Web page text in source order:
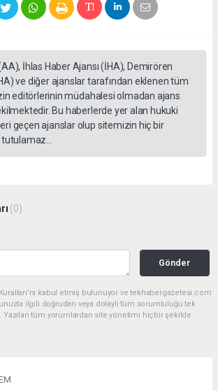
İhlas Haber Ajansı (İHA), Demirören
ve diğer ajanslar tarafından eklenen tüm
editörlerinin müdahalesi olmadan ajans
Bu haberlerde yer alan hukuki
geçen ajanslar olup sitemizin hiç bir
(0)
Gönder
kabul etmiş bulunuyor ve tekhabergazetesi.com
ilgili doğrudan veya dolaylı tüm sorumluluğu tek
Yazılan tüm yorumlardan site yönetimi hiçbir şekilde